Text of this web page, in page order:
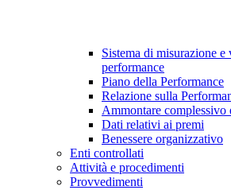
Sistema di misurazione e
performance
Piano della Performance
Relazione sulla
Ammontare complessivo
Dati relativi ai premi
Benessere organizzativo
Enti controllati
Attività e procedimenti
Provvedimenti